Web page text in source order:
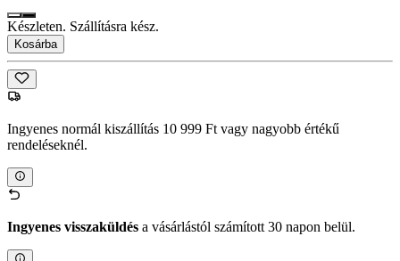
Készleten. Szállításra kész.
Kosárba
Ingyenes normál kiszállítás 10 999 Ft vagy nagyobb értékű
rendeléseknél.
Ingyenes visszaküldés a vásárlástól számított 30 napon belül.